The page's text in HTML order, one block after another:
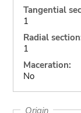
Tangential
1
Radial
1
Maceration:
No
Origin